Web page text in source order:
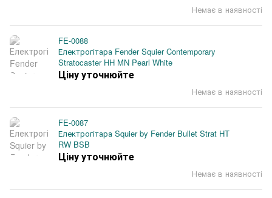
Немає в наявності
FE-0088
Електрогітара Fender Squier Contemporary
Stratocaster HH MN Pearl White
Немає в наявності
Ціну уточнюйте
FE-0087
Електрогітара Squier by Fender Bullet Strat HT
RW BSB
Немає в наявності
Ціну уточнюйте